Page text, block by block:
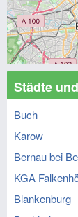
Städte
Buch
Karow
Bernau bei
KGA
Blankenburg